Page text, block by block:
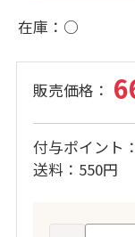
在庫 ○
付与ポイント
送料
550円